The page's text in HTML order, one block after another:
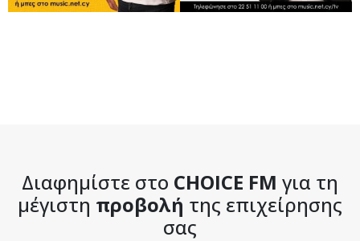
Διαφημίστε στο CHOICE FM για τη
μέγιστη προβολή της επιχείρησης
σας